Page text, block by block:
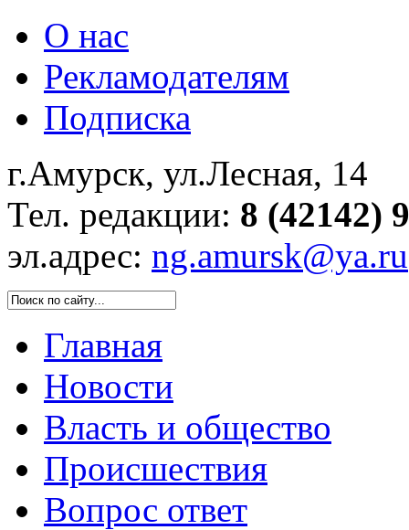
О нас
Рекламодателям
Подписка
г.Амурск, ул.Лесная, 14
Тел. редакции: 8 (42142)
эл.адрес: ng.amursk@ya.ru
Главная
Новости
Власть и общество
Происшествия
Вопрос ответ